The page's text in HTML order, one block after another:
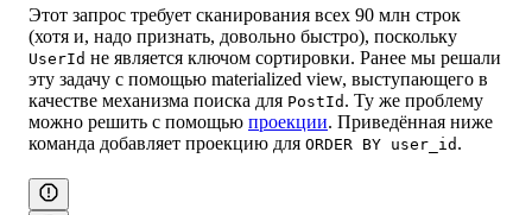
Этот запрос требует сканирования всех 90 млн строк
(хотя и, надо признать, довольно быстро), поскольку
UserId не является ключом сортировки. Ранее мы решали
эту задачу с помощью materialized view, выступающего в
качестве механизма поиска для PostId . Ту же проблему
можно решить с помощью проекции. Приведённая ниже
команда добавляет проекцию для ORDER BY user_id .